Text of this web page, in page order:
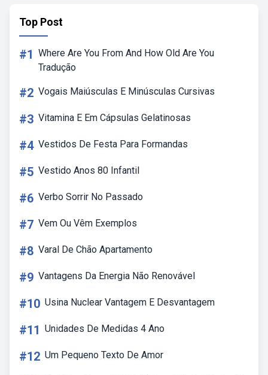
Top Post
#1 Where Are You From And How Old Are You
Tradução
#2 Vogais Maiúsculas E Minúsculas Cursivas
#3 Vitamina E Em Cápsulas Gelatinosas
#4 Vestidos De Festa Para Formandas
#5 Vestido Anos 80 Infantil
#6 Verbo Sorrir No Passado
#7 Vem Ou Vêm Exemplos
#8 Varal De Chão Apartamento
#9 Vantagens Da Energia Não Renovável
#10 Usina Nuclear Vantagem E Desvantagem
#11 Unidades De Medidas 4 Ano
#12 Um Pequeno Texto De Amor